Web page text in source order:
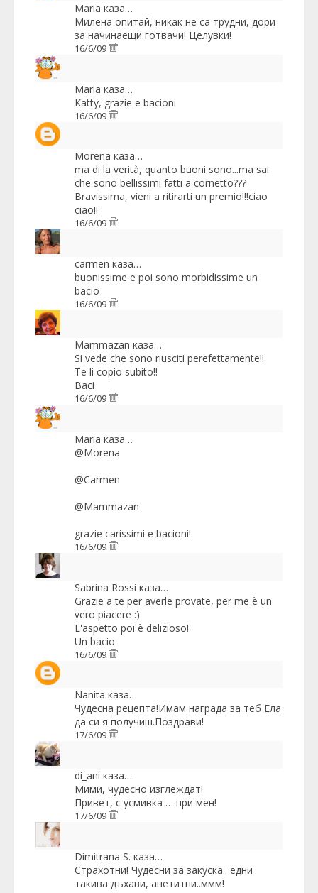
Maria каза…
Милена опитай, никак не са трудни, дори
за начинаещи готвачи! Целувки!
16/6/09
Maria каза…
Katty, grazie e bacioni
16/6/09
Morena каза…
ma di la verità, quanto buoni sono...ma sai
che sono bellissimi fatti a cornetto???
Bravissima, vieni a ritirarti un premio!!!ciao
ciao!!
16/6/09
carmen каза…
buonissime e poi sono morbidissime un
bacio
16/6/09
Mammazan каза…
Si vede che sono riusciti perefettamente!!
Te li copio subito!!
Baci
16/6/09
Maria каза…
@Morena
@Carmen
@Mammazan
grazie carissimi e bacioni!
16/6/09
Sabrina Rossi каза…
Grazie a te per averle provate, per me è un
vero piacere :)
L'aspetto poi è delizioso!
Un bacio
16/6/09
Nanita каза…
Чудесна рецепта!Имам награда за теб Ела
да си я получиш.Поздрави!
17/6/09
di_ani каза…
Мими, чудесно изглеждат!
Привет, с усмивка … при мен!
17/6/09
Dimitrana S. каза…
Страхотни! Чудесни за закуска.. едни
такива дъхави, апетитни..ммм!